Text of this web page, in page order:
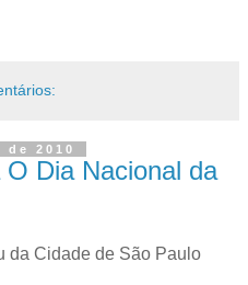
2010
Dia Nacional da
da Cidade de São Paulo